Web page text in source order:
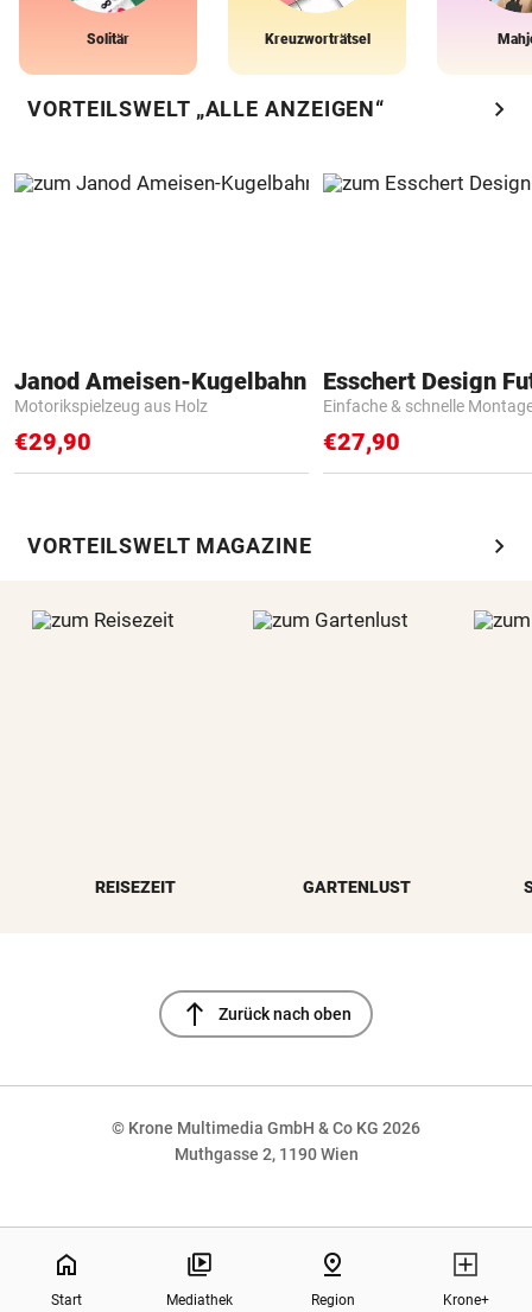
Solitär Kreuzworträtsel
VORTEILSWELT „ALLE ANZEIGEN“ chevron_right
Janod Ameisen-Kugelbahn
Motorikspielzeug aus Holz
€29,90
Einfache & schnelle
€27,90
VORTEILSWELT MAGAZINE chevron_right
REISEZEIT GARTENLUST
north Zurück nach oben
© Krone Multimedia GmbH & Co KG 2026
Muthgasse 2, 1190 Wien
home
Start Mediathek
pin_drop
Region Krone+
NaN%